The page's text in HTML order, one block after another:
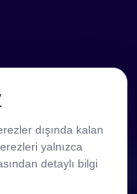
dışında kalan
yalnızca
detaylı bilgi